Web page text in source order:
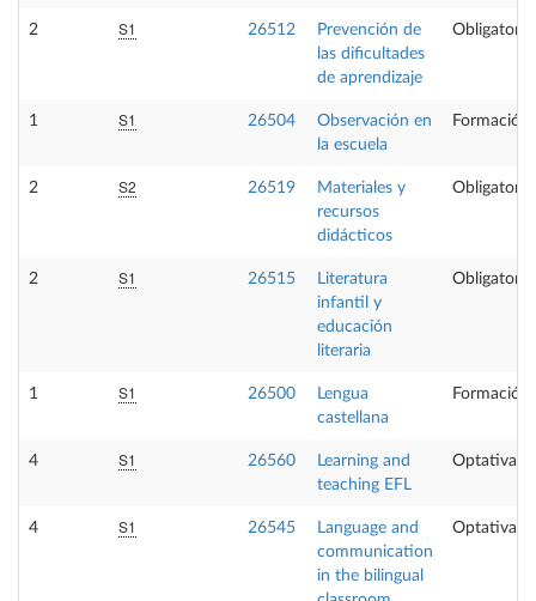
2 S1 26512
Prevención de
las dificultades
de aprendizaje
Obligatoria
1 S1 26504
Observación en
la escuela
Formación
2 S2 26519
Materiales y
recursos
didácticos
Obligatoria
2 S1 26515
Literatura
infantil y
educación
literaria
Obligatoria
1 S1 26500
Lengua
castellana
Formación
4 S1 26560
Learning and
teaching EFL
Optativa
4 S1 26545
Language and
communication
in the bilingual
Optativa